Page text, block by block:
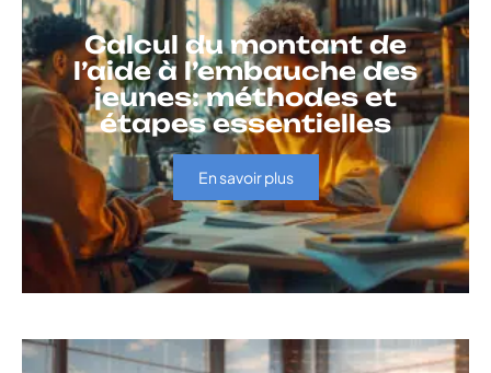
Calcul du montant de
l’aide à l’embauche des
jeunes: méthodes et
étapes essentielles
En savoir plus